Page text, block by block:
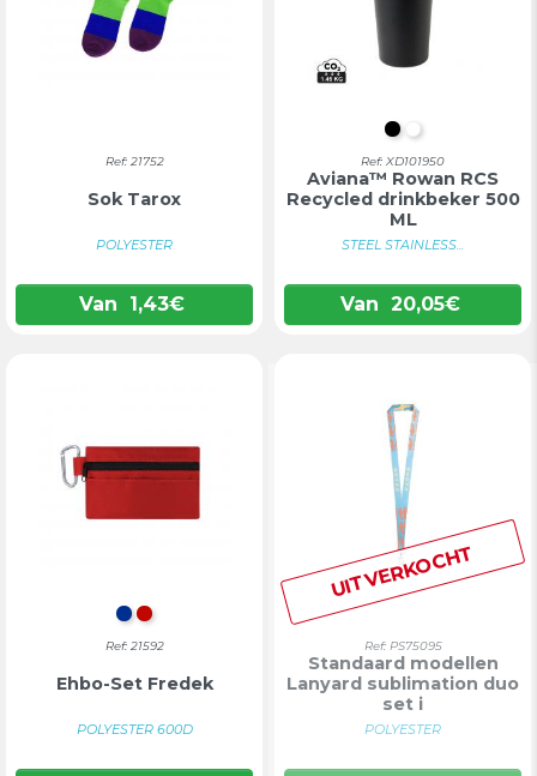
Ref: 21752
Sok Tarox
POLYESTER
Van 1,43€
ZWART
WIT
Ref: XD101950
Aviana™ Rowan RCS
Recycled drinkbeker 500
ML
STEEL STAINLESS...
Van 20,05€
BLAUW
ROOD
Ref: 21592
Ehbo-Set Fredek
POLYESTER 600D
UITVERKOCHT
Ref: PS75095
Standaard modellen
Lanyard sublimation duo
set i
POLYESTER